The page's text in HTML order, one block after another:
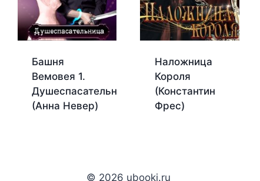
Башня
Вемовея 1.
Душеспасательница
(Анна Невер)
Наложница
Короля
(Константин
Фрес)
© 2026 ubooki.ru